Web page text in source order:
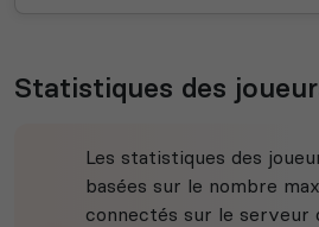
Statistiques des
Les statistiques des
basées sur le nombre
connectés sur le serveur